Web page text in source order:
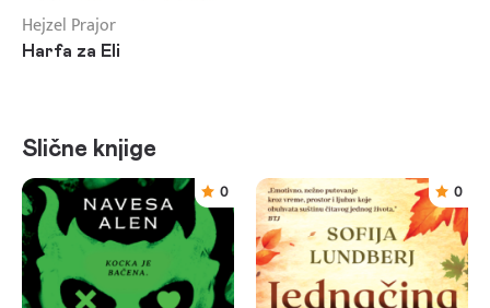
Hejzel Prajor
Harfa za Eli
Slične knjige
0
0